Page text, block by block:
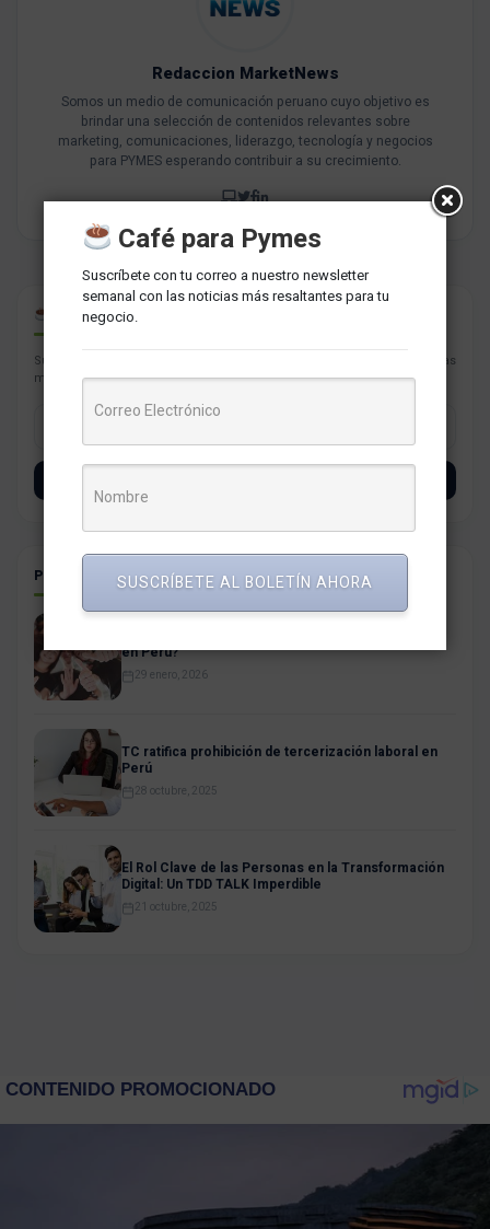
Redaccion MarketNews
Somos un medio de comunicación peruano cuyo objetivo es
brindar una selección de contenidos relevantes sobre
marketing, comunicaciones, liderazgo, tecnología y negocios
para PYMES esperando contribuir a su crecimiento.
CAFÉ PARA PYMES
Suscríbete con tu correo a nuestro newsletter semanal con las noticias
más resaltantes para tu negocio.
POSTS RELACIONADOS
en Perú?
29 enero, 2026
TC ratifica prohibición de tercerización laboral en
Perú
28 octubre, 2025
El Rol Clave de las Personas en la Transformación
Digital: Un TDD TALK Imperdible
21 octubre, 2025
Café para Pymes
Suscríbete con tu correo a nuestro newsletter
semanal con las noticias más resaltantes para tu
negocio.
SUSCRÍBETE AL BOLETÍN AHORA